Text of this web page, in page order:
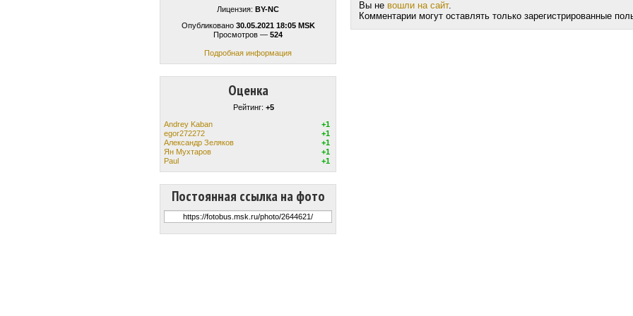
Лицензия: BY-NC
Опубликовано 30.05.2021 18:05 MSK
Просмотров — 524
Подробная информация
Оценка
Рейтинг: +5
Andrey Kaban
+1
egor272272
+1
Александр Зеляков
+1
Ян Мухтаров
+1
Paul
+1
Постоянная ссылка на фото
Вы не вошли на сайт.
Комментарии могут оставлять только зарегистрированные